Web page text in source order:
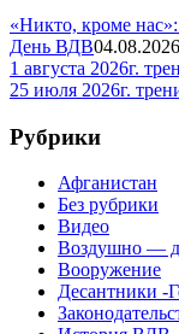
«Никто, кроме
День ВДВ04.08.2026
1 августа 2026г.
25 июля 2026г.
Рубрики
Афганистан
Без рубрики
Видео
Воздушно —
Вооружение
Десантники -